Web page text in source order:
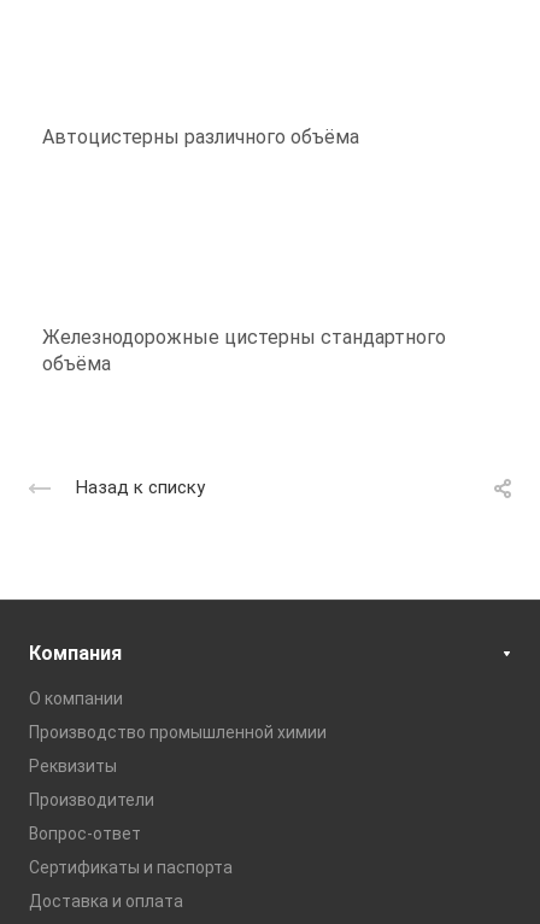
Автоцистерны различного объёма
Железнодорожные цистерны стандартного
объёма
Назад к списку
Компания
О компании
Производство промышленной химии
Реквизиты
Производители
Вопрос-ответ
Сертификаты и паспорта
Доставка и оплата